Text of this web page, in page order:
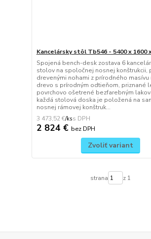
Kancelársky stôl Tb546 - 5400 x 1600
Spojená bench-desk zostava 6
stolov na spoločnej nosnej konštrukcii,
drevenými nohami z prírodného
drevo s prírodným odtieňom, priznané
povrchovo ošetrené bezfarebným
každá stolová doska je položená na
nosnej rámovej konštruk...
3 473,52 €/ks
2 824 € bez DPH
Zvoliť variant
strana z 1